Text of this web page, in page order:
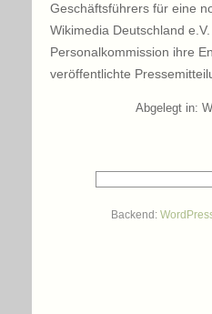
Geschäftsführers für eine
Wikimedia Deutschland
Personalkommission ihre
veröffentlichte
Abgelegt in:
Backend: